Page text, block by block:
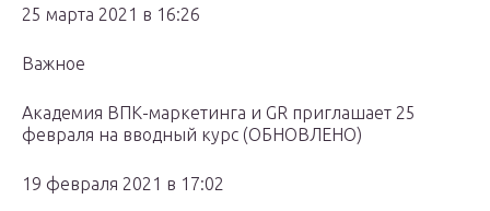
25 марта 2021 в 16:26
Важное
Академия ВПК-маркетинга и GR приглашает 25
февраля на вводный курс (ОБНОВЛЕНО)
19 февраля 2021 в 17:02